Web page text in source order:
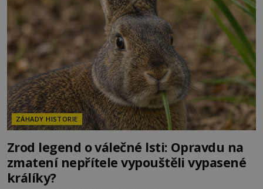
ztracených technologiích či tajemných
materiálech. Moderní metalurgie však ukazuje, že
skutečné vysvětlení je ješt
ZÁHADY HISTORIE
Zrod legend o válečné lsti: Opravdu na
zmatení nepřítele vypouštěli vypasené
králíky?